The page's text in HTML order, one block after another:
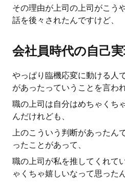
その理由が上司の上司がこう
話を後々されたんですけど、
会社員時代の自己
やっぱり臨機応変に動ける人
があったっていうことを言われ
職の上司は自分はめちゃくち
んだけれども、
上のこういう判断があったん
ったことがあって、
職の上司が私を推してくれて
ゃくちゃ嬉しいなって思った